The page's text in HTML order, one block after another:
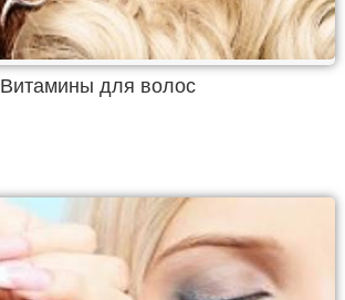
Витамины для волос